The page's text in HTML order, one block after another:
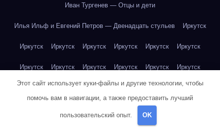
Иван Тургенев — Отцы и дети
Илья Ильф и Евгений Петров — Двенадцать стульев Иркутск
Иркутск Иркутск Иркутск Иркутск Иркутск Иркутск
Иркутск Иркутск Иркутск Иркутск Иркутск Иркутск
Иркутск Иркутск Иркутск Иркутск Иркутск Иркутск
Иркутск Йогурт
Этот сайт использует куки-файлы и другие технологии, чтобы
помочь вам в навигации, а также предоставить лучший
пользовательский опыт. OK